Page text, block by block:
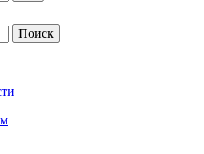
Поиск